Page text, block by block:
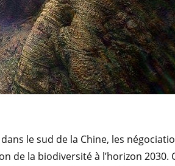
le sud de la Chine, les
de la biodiversité à l’horizon 2030.